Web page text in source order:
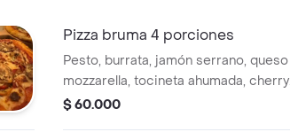
Pizza bruma 4 porciones
Pesto, burrata, jamón serrano, queso
mozzarella, tocineta ahumada, cherry
confitados y rugula.
$ 60.000